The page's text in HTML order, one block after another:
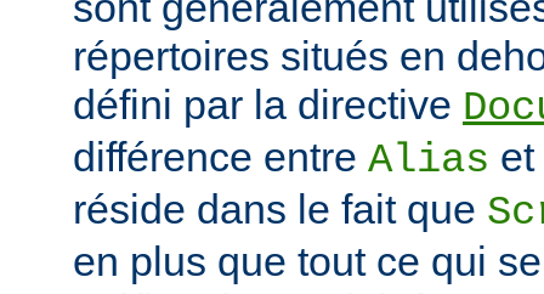
répertoires situés en
défini par la directive
différence entre Alias et
réside dans le fait que
en plus que tout ce qui